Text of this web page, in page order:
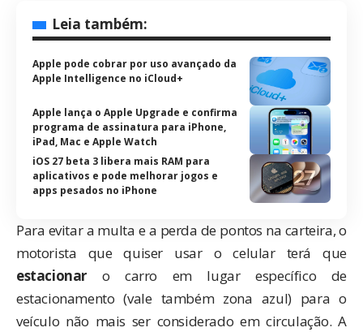
Leia também:
Apple pode cobrar por uso avançado da
Apple Intelligence no iCloud+
Apple lança o Apple Upgrade e confirma
programa de assinatura para iPhone,
iPad, Mac e Apple Watch
iOS 27 beta 3 libera mais RAM para
aplicativos e pode melhorar jogos e
apps pesados no iPhone
Para evitar a multa e a perda de pontos na carteira, o
motorista que quiser usar o celular terá que
estacionar o carro em lugar específico de
estacionamento (vale também zona azul) para o
veículo não mais ser considerado em circulação. A